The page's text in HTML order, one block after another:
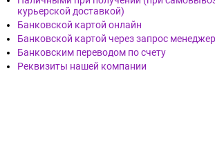
курьерской доставкой)
Банковской картой онлайн
Банковской картой через запрос
Банковским переводом по счету
Реквизиты нашей компании